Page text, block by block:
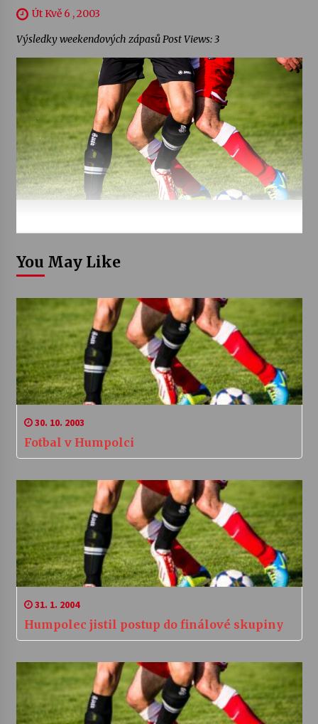
Út Kvě 6 , 2003
Výsledky weekendových zápasů Post Views: 3
You May Like
30. 10. 2003
Fotbal v Humpolci
31. 1. 2004
Humpolec jistil postup do finálové skupiny